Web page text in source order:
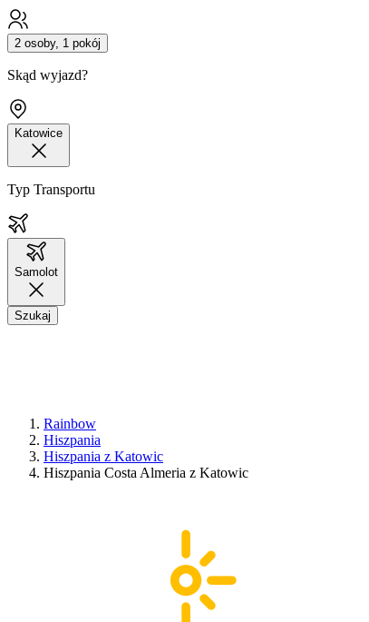
2 osoby, 1 pokój
Skąd wyjazd?
Katowice
Typ Transportu
Samolot
Szukaj
Rainbow
Hiszpania
Hiszpania z Katowic
Hiszpania Costa Almeria z Katowic